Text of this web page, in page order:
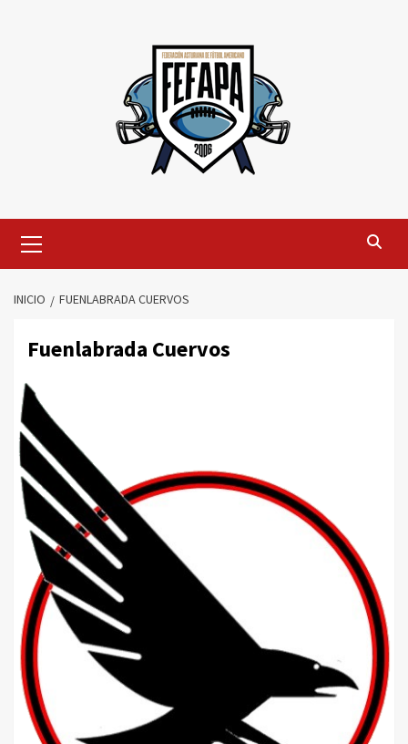
primario
INICIO FUENLABRADA CUERVOS
Fuenlabrada Cuervos